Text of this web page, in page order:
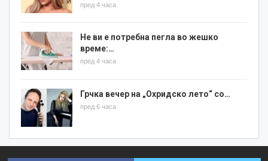
пред 4 часа
Не ви е потребна пегла во жешко
време:…
пред 4 часа
Грчка вечер на „Охридско лето“ со…
пред 6 часа